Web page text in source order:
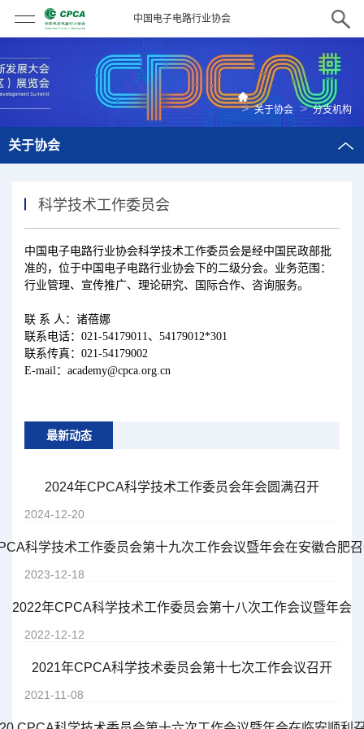
中国电子电路行业协会
> 关于协会 > 分支机构
关于协会
科学技术工作委员会
中国电子电路行业协会科学技术工作委员会是经中国民政部批
准的，位于中国电子电路行业协会下的二级分会。业务范围：
行业管理、宣传推广、理论研究、国际合作、咨询服务。
联 系 人：诸蓓娜
联系电话：021-54179011、54179012*301
联系传真：021-54179002
E-mail：academy@cpca.org.cn
最新动态
2024年CPCA科学技术工作委员会年会圆满召开
2024-12-20
科学技术工作委员会第十九次工作会议暨年会在安徽合肥
2023-12-18
2022年CPCA科学技术工作委员会第十八次工作会议暨年会
2022-12-12
2021年CPCA科学技术委员会第十七次工作会议召开
2021-11-08